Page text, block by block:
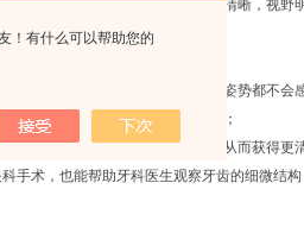
！有什么可以帮助您的
透膜，透光率高、视野广阔，成像清晰，视野
可以调节松紧；
调节，使用方便。无论采用何种姿势都不会
可让您腾出双手做更精细的工作；
可将眼睛所观察到的细微结构放大从而获得
手术，也能帮助牙科医生观察牙齿的细微结